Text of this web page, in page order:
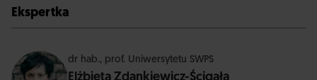
Ekspertka
dr hab., prof. Uniwersytetu SWPS